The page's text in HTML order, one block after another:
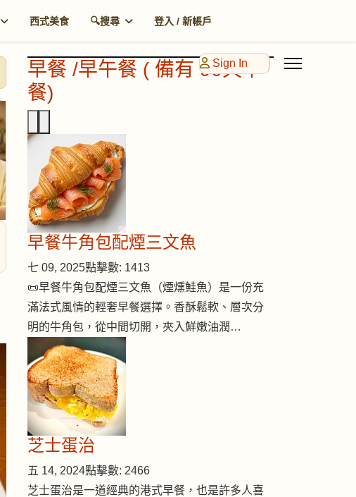
西式美食 🔍搜尋 登入 / 新帳戶
Sign In
早餐 /早午餐 ( 備有 90天早
餐)
早餐牛角包配煙三文魚
七 09, 2025點擊數: 1413
📜早餐牛角包配煙三文魚（煙燻鮭魚）是一份充
滿法式風情的輕奢早餐選擇。香酥鬆軟、層次分
明的牛角包，從中間切開，夾入鮮嫩油潤…
芝士蛋治
五 14, 2024點擊數: 2466
芝士蛋治是一道經典的港式早餐，也是許多人喜